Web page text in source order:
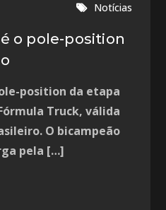
Notícias
o pole-position
position da etapa
Truck, válida
O bicampeão
pela […]